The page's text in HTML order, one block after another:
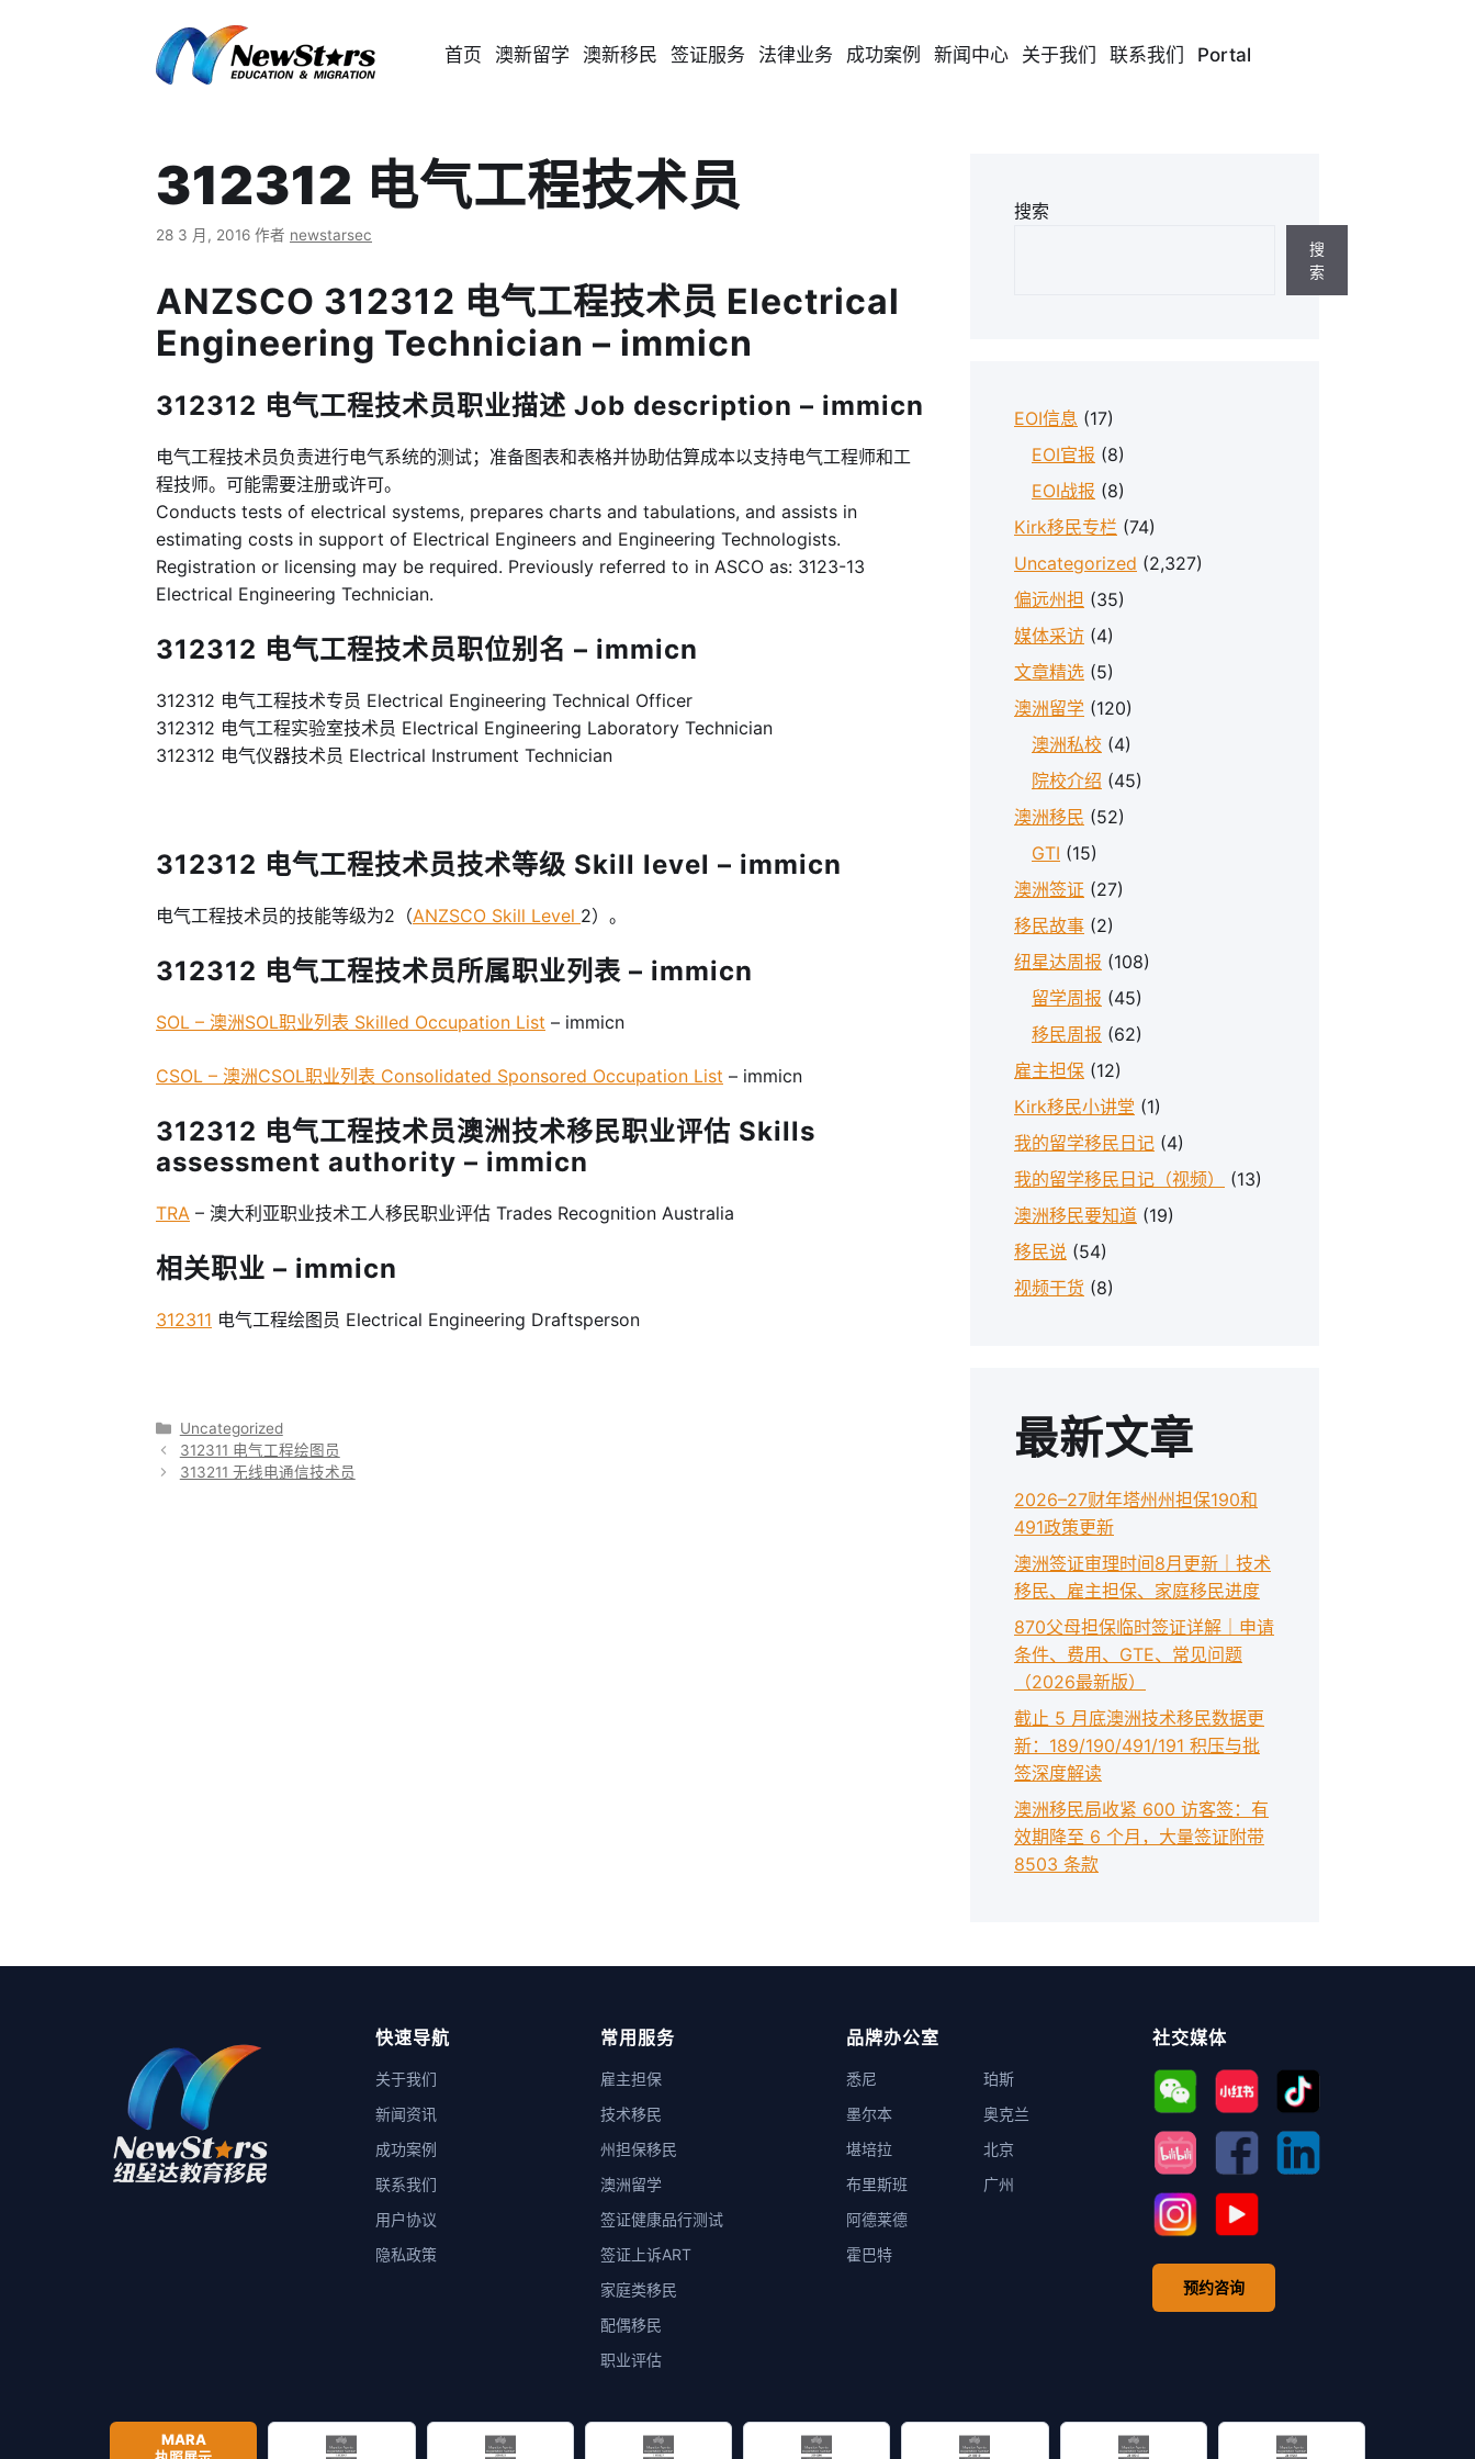
首页 澳新留学 澳新移民 签证服务 法律业务 成功案例 新闻中心 关于我们 联系我们 Portal
312312 电气工程技术员
28 3 月, 2016 作者 newstarsec
ANZSCO 312312 电气工程技术员 Electrical
Engineering Technician – immicn
312312 电气工程技术员职业描述 Job description – immicn
电气工程技术员负责进行电气系统的测试；准备图表和表格并协助估算成本以支持电气工程师和工
程技师。可能需要注册或许可。
Conducts tests of electrical systems, prepares charts and tabulations, and assists in
estimating costs in support of Electrical Engineers and Engineering Technologists.
Registration or licensing may be required. Previously referred to in ASCO as: 3123-13
Electrical Engineering Technician.
312312 电气工程技术员职位别名 – immicn
312312 电气工程技术专员 Electrical Engineering Technical Officer
312312 电气工程实验室技术员 Electrical Engineering Laboratory Technician
312312 电气仪器技术员 Electrical Instrument Technician
312312 电气工程技术员技术等级 Skill level – immicn
电气工程技术员的技能等级为2（ANZSCO Skill Level 2）。
312312 电气工程技术员所属职业列表 – immicn
SOL – 澳洲SOL职业列表 Skilled Occupation List – immicn
CSOL – 澳洲CSOL职业列表 Consolidated Sponsored Occupation List – immicn
312312 电气工程技术员澳洲技术移民职业评估 Skills
assessment authority – immicn
TRA – 澳大利亚职业技术工人移民职业评估 Trades Recognition Australia
相关职业 – immicn
312311 电气工程绘图员 Electrical Engineering Draftsperson
分
类
Uncategorized
312311 电气工程绘图员
313211 无线电通信技术员
搜索
搜
索
EOI信息 (17)
EOI官报 (8)
EOI战报 (8)
Kirk移民专栏 (74)
Uncategorized (2,327)
偏远州担 (35)
媒体采访 (4)
文章精选 (5)
澳洲留学 (120)
澳洲私校 (4)
院校介绍 (45)
澳洲移民 (52)
GTI (15)
澳洲签证 (27)
移民故事 (2)
纽星达周报 (108)
留学周报 (45)
移民周报 (62)
雇主担保 (12)
Kirk移民小讲堂 (1)
我的留学移民日记 (4)
我的留学移民日记（视频）
(13)
澳洲移民要知道 (19)
移民说 (54)
视频干货 (8)
最新文章
2026–27财年塔州州担保190和
491政策更新
澳洲签证审理时间8月更新｜技术
移民、雇主担保、家庭移民进度
870父母担保临时签证详解｜申请
条件、费用、GTE、常见问题
（2026最新版）
截止 5 月底澳洲技术移民数据更
新：189/190/491/191 积压与批
签深度解读
澳洲移民局收紧 600 访客签：有
效期降至 6 个月，大量签证附带
8503 条款
快速导航
关于我们
新闻资讯
成功案例
联系我们
用户协议
隐私政策
常用服务
雇主担保
技术移民
州担保移民
澳洲留学
签证健康品行测试
签证上诉ART
家庭类移民
配偶移民
职业评估
品牌办公室
悉尼
墨尔本
堪培拉
布里斯班
阿德莱德
霍巴特
珀斯
奥克兰
北京
广州
社交媒体
预约咨询
MARA